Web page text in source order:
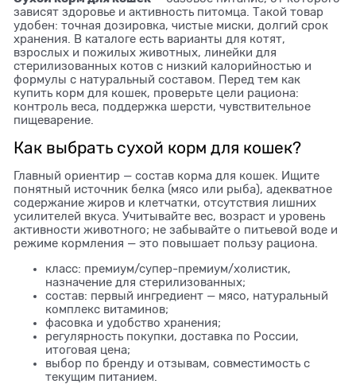
зависят здоровье и активность питомца. Такой товар
удобен: точная дозировка, чистые миски, долгий срок
хранения. В каталоге есть варианты для котят,
взрослых и пожилых животных, линейки для
стерилизованных котов с низкий калорийностью и
формулы с натуральный составом. Перед тем как
купить корм для кошек, проверьте цели рациона:
контроль веса, поддержка шерсти, чувствительное
пищеварение.
Как выбрать сухой корм для кошек?
Главный ориентир — состав корма для кошек. Ищите
понятный источник белка (мясо или рыба), адекватное
содержание жиров и клетчатки, отсутствия лишних
усилителей вкуса. Учитывайте вес, возраст и уровень
активности животного; не забывайте о питьевой воде и
режиме кормления — это повышает пользу рациона.
класс: премиум/супер-премиум/холистик,
назначение для стерилизованных;
состав: первый ингредиент — мясо, натуральный
комплекс витаминов;
фасовка и удобство хранения;
регулярность покупки, доставка по России,
итоговая цена;
выбор по бренду и отзывам, совместимость с
текущим питанием.